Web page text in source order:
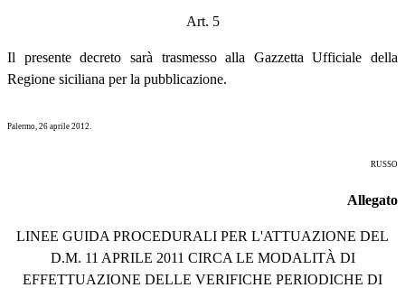
Art. 5
Il presente decreto sarà trasmesso alla Gazzetta Ufficiale della
Regione siciliana per la pubblicazione.
Palermo, 26 aprile 2012.
RUSSO
Allegato
LINEE GUIDA PROCEDURALI PER L'ATTUAZIONE DEL
D.M. 11 APRILE 2011 CIRCA LE MODALITÀ DI
EFFETTUAZIONE DELLE VERIFICHE PERIODICHE DI